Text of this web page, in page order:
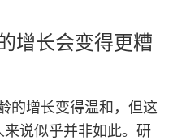
增长会变得更糟
的增长变得温和，但这
说似乎并非如此。研